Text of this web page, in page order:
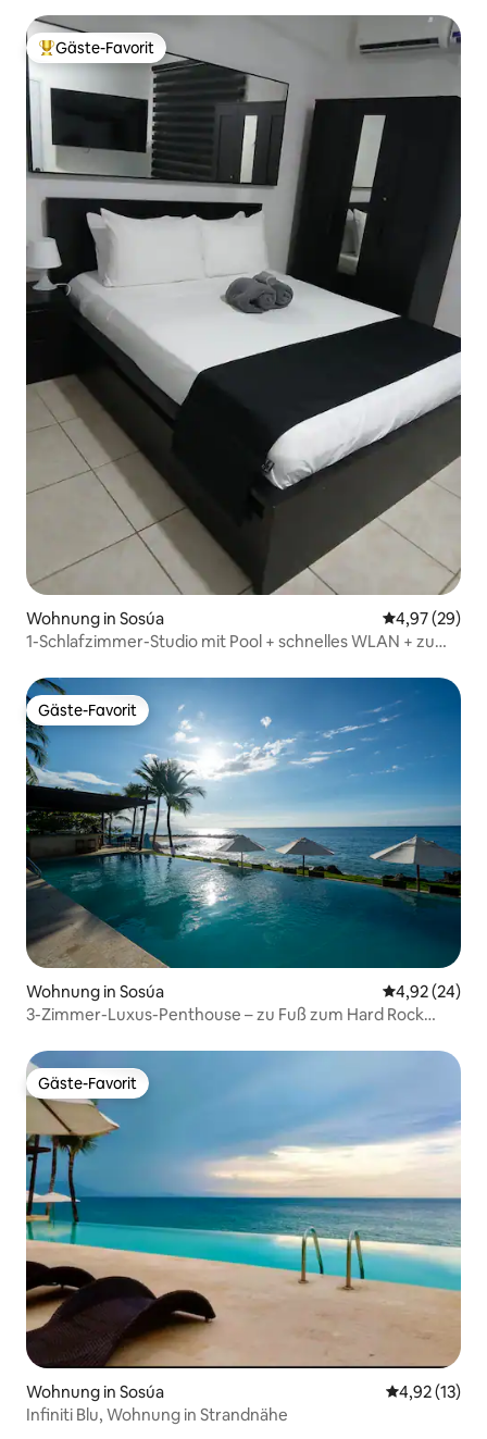
Beliebter Gäste-Favorit.
Gäste-Favorit
Wohnung in Sosúa
4,97 (29)
1-Schlafzimmer-Studio mit Pool + schnelles WLAN + zu
Gäste-Favorit
Gäste-Favorit
Wohnung in Sosúa
4,92 (24)
3-Zimmer-Luxus-Penthouse – zu Fuß zum Hard Rock
Gäste-Favorit
Gäste-Favorit
Wohnung in Sosúa
4,92 (13)
Infiniti Blu, Wohnung in Strandnähe